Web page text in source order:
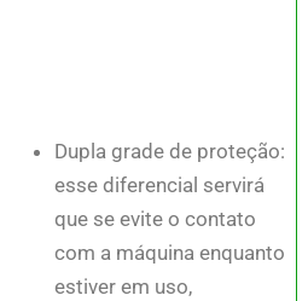
Dupla grade de proteção:
esse diferencial servirá
que se evite o contato
com a máquina enquanto
estiver em uso,